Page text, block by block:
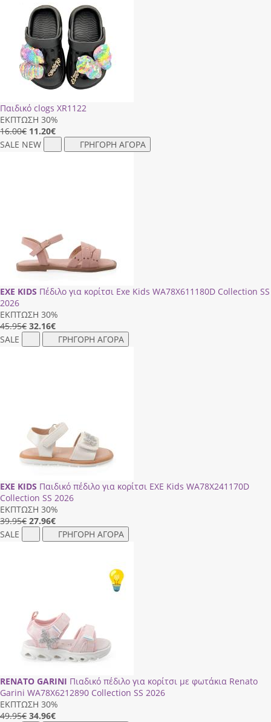
Παιδικό clogs XR1122
ΕΚΠΤΩΣΗ 30%
16.00€ 11.20€
SALE NEW ΓΡΗΓΟΡΗ ΑΓΟΡΑ
EXE KIDS Πέδιλο για κορίτσι Exe Kids WA78X611180D Collection SS
2026
ΕΚΠΤΩΣΗ 30%
45.95€ 32.16€
SALE
ΓΡΗΓΟΡΗ ΑΓΟΡΑ
EXE KIDS Παιδικό πέδιλο για κορίτσι EXE Kids WΑ78Χ241170D
Collection SS 2026
ΕΚΠΤΩΣΗ 30%
39.95€ 27.96€
SALE
ΓΡΗΓΟΡΗ ΑΓΟΡΑ
RENATO GARINI Πιαδικό πέδιλο για κορίτσι με φωτάκια Renato
Garini WΑ78Χ6212890 Collection SS 2026
ΕΚΠΤΩΣΗ 30%
49.95€ 34.96€